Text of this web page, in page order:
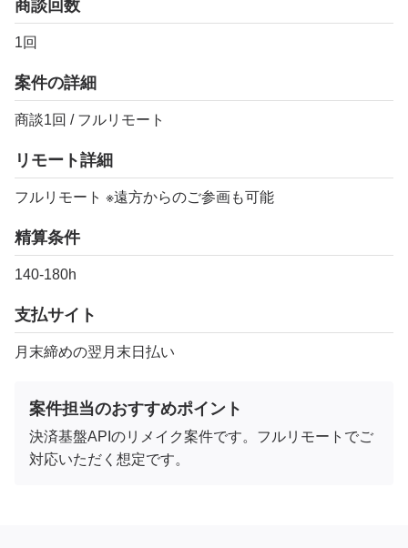
商談回数
1回
案件の詳細
商談1回 / フルリモート
リモート詳細
フルリモート ※遠方からのご参画も可能
精算条件
140-180h
支払サイト
月末締めの翌月末日払い
案件担当のおすすめポイント
決済基盤APIのリメイク案件です。フルリモートでご
対応いただく想定です。